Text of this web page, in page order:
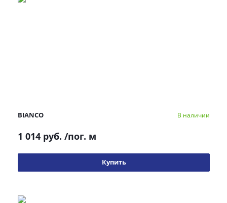
BIANCO В наличии
1 014 руб. /пог. м
Купить